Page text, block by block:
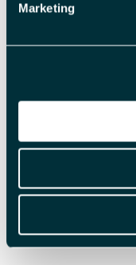
Marketing
Språk